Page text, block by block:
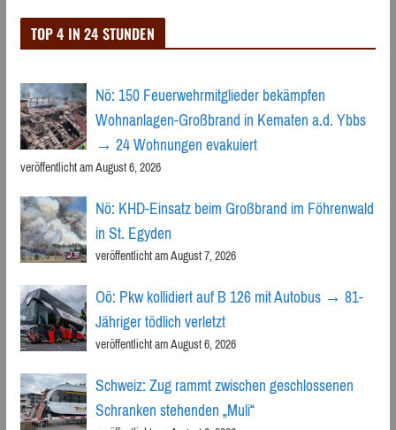
TOP 4 IN 24 STUNDEN
Nö: 150 Feuerwehrmitglieder bekämpfen
Wohnanlagen-Großbrand in Kematen a.d. Ybbs
→ 24 Wohnungen evakuiert
veröffentlicht am August 6, 2026
Nö: KHD-Einsatz beim Großbrand im Föhrenwald
in St. Egyden
veröffentlicht am August 7, 2026
Oö: Pkw kollidiert auf B 126 mit Autobus → 81-
Jähriger tödlich verletzt
veröffentlicht am August 6, 2026
Schweiz: Zug rammt zwischen geschlossenen
Schranken stehenden „Muli“